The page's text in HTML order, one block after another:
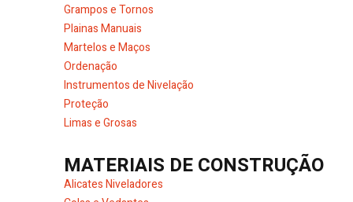
Grampos e Tornos
Plainas Manuais
Martelos e Maços
Ordenação
Instrumentos de Nivelação
Proteção
Limas e Grosas
MATERIAIS DE CONSTRUÇÃO
Alicates Niveladores